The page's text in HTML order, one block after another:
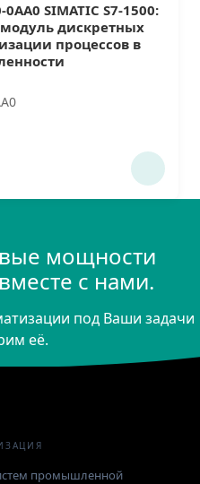
SIMATIC S7-1500:
дискретных
процессов в
мощности
с нами.
под Ваши задачи
её.
промышленной